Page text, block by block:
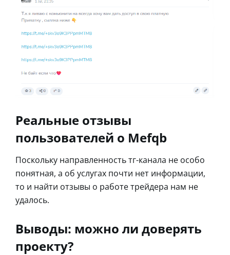
Реальные отзывы
пользователей о Mefqb
Поскольку направленность тг-канала не особо
понятная, а об услугах почти нет информации,
то и найти отзывы о работе трейдера нам не
удалось.
Выводы: можно ли доверять
проекту?